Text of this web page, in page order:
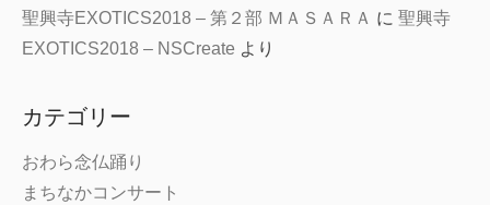
聖興寺EXOTICS2018 – 第２部 ＭＡＳＡＲＡ に 聖興寺
EXOTICS2018 – NSCreate より
カテゴリー
おわら念仏踊り
まちなかコンサート